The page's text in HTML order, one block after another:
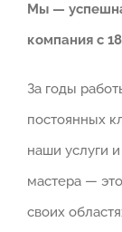
Мы —
компания с
За годы
постоянных
наши услуги
мастера —
своих